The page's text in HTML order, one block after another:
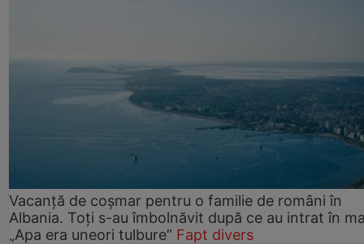
Vacanță de coșmar pentru o familie de români în
Albania. Toți s-au îmbolnăvit după ce au intrat în
„Apa era uneori tulbure” Fapt divers